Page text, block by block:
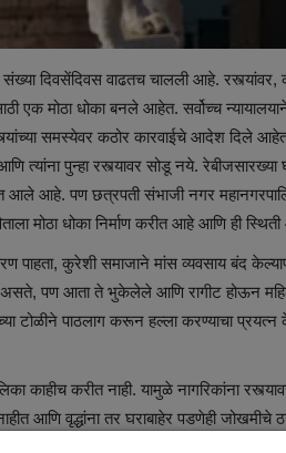
दिवसेंदिवस वाढतच चालली आहे. रस्त्यांवर,
एक मोठा धोका बनले आहेत. सर्वोच्च
समस्येवर कठोर कारवाईचे आदेश दिले
त्यांना पुन्हा रस्त्यावर सोडू नये.
आले आहे. पण छत्रपती संभाजी नगर
मोठा धोका निर्माण करीत आहे आणि ही
कुरेशी समाजाने मांस व्यवसाय बंद
पण आता ते भुकेलेले आणि रागीट होऊन
टोळीने पाठलाग करून हल्ला करण्याचा प्रयत्न
काहीच करीत नाही. यामुळे नागरिकांना
आणि वृद्धांना तर घराबाहेर पडणेही
हल्ले केले, ज्यात एक हरिण जखमी झाले. हे